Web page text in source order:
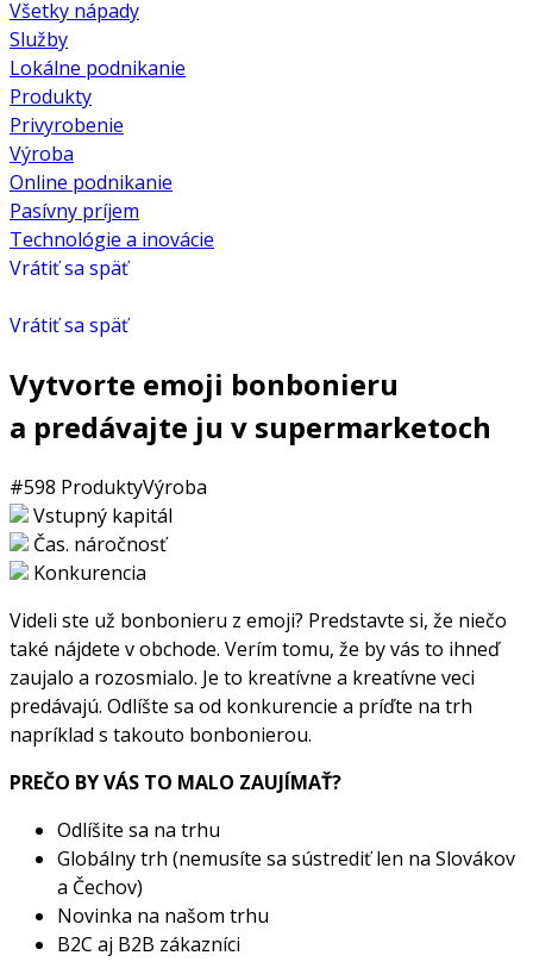
Všetky nápady
Služby
Lokálne podnikanie
Produkty
Privyrobenie
Výroba
Online podnikanie
Pasívny príjem
Technológie a inovácie
Vrátiť sa späť
Vrátiť sa späť
Vytvorte emoji bonbonieru
a predávajte ju v supermarketoch
#598 ProduktyVýroba
Vstupný kapitál
Čas. náročnosť
Konkurencia
Videli ste už bonbonieru z emoji? Predstavte si, že niečo
také nájdete v obchode. Verím tomu, že by vás to ihneď
zaujalo a rozosmialo. Je to kreatívne a kreatívne veci
predávajú. Odlíšte sa od konkurencie a príďte na trh
napríklad s takouto bonbonierou.
PREČO BY VÁS TO MALO ZAUJÍMAŤ?
Odlíšite sa na trhu
Globálny trh (nemusíte sa sústrediť len na Slovákov
a Čechov)
Novinka na našom trhu
B2C aj B2B zákazníci